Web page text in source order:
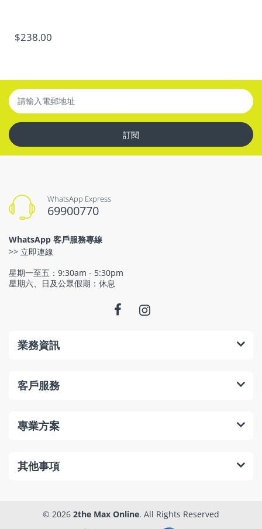
$238.00
訂閱
WhatsApp Express
69900770
WhatsApp 客戶服務專線
>> 立即連線
星期一至五：9:30am - 5:30pm
星期六、日及公眾假期：休息
業務資訊
客戶服務
專業方案
其他事項
© 2026 2the Max Online. All Rights Reserved